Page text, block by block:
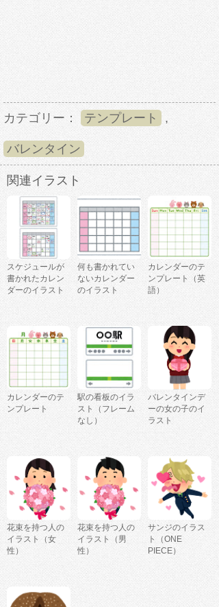
カテゴリー： テンプレート ,
バレンタイン
関連イラスト
スケジュールが
書かれたカレン
ダーのイラスト
何も書かれてい
ないカレンダー
のイラスト
カレンダーのテ
ンプレート（英
語）
カレンダーのテ
ンプレート
駅の看板のイラ
スト（フレーム
なし）
バレンタインデ
ーの女の子のイ
ラスト
花束を持つ人の
イラスト（女
性）
花束を持つ人の
イラスト（男
性）
サンジのイラス
ト（ONE
PIECE）